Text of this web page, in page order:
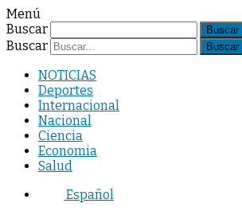
Menú
Buscar
Buscar
NOTICIAS
Deportes
Internacional
Nacional
Ciencia
Economia
Salud
Español